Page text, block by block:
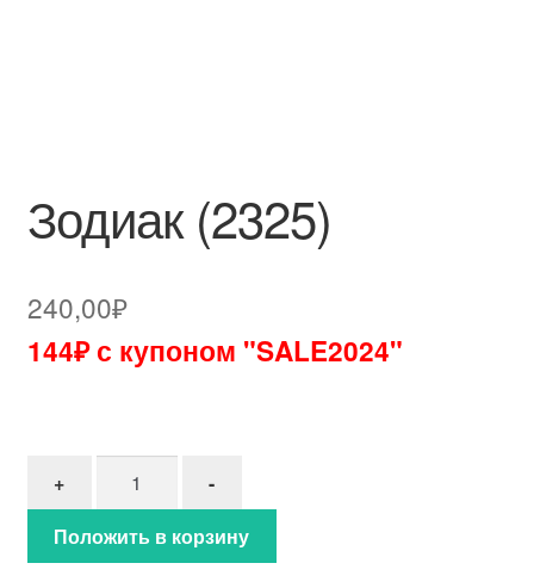
Зодиак (2325)
240,00₽
144₽ с купоном "SALE2024"
+
-
Положить в корзину